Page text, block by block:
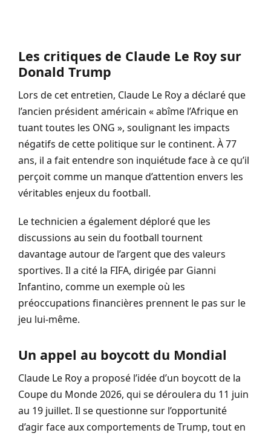
Les critiques de Claude Le Roy sur
Donald Trump
Lors de cet entretien, Claude Le Roy a déclaré que
l’ancien président américain « abîme l’Afrique en
tuant toutes les ONG », soulignant les impacts
négatifs de cette politique sur le continent. À 77
ans, il a fait entendre son inquiétude face à ce qu’il
perçoit comme un manque d’attention envers les
véritables enjeux du football.
Le technicien a également déploré que les
discussions au sein du football tournent
davantage autour de l’argent que des valeurs
sportives. Il a cité la FIFA, dirigée par Gianni
Infantino, comme un exemple où les
préoccupations financières prennent le pas sur le
jeu lui-même.
Un appel au boycott du Mondial
Claude Le Roy a proposé l’idée d’un boycott de la
Coupe du Monde 2026, qui se déroulera du 11 juin
au 19 juillet. Il se questionne sur l’opportunité
d’agir face aux comportements de Trump, tout en